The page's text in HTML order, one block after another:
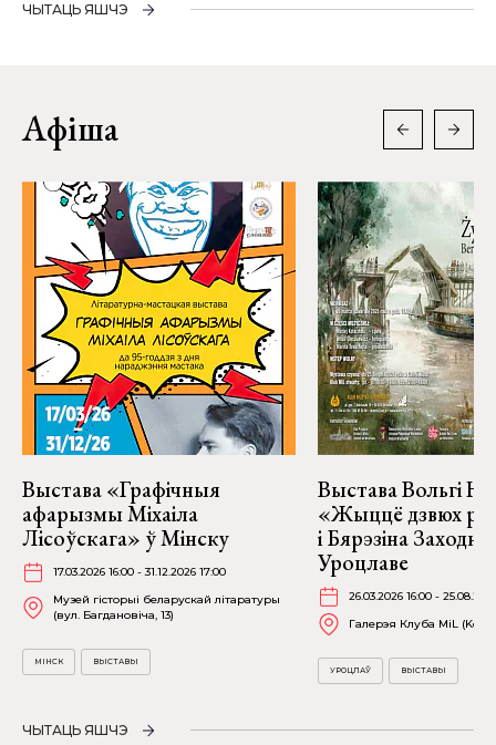
ЧЫТАЦЬ ЯШЧЭ
Афіша
Выстава «Графічныя
афарызмы Міхаіла
Лісоўскага» ў Мінску
17.03.2026 16:00 - 31.12.2026 17:00
Музей гісторыі беларускай літаратуры
(вул. Багдановіча, 13)
МІНСК ВЫСТАВЫ
Выстава Вольгі
«Жыццё дзвюх
і Бярэзіна
Уроцлаве
26.03.2026 16:00 -
Галерэя Клуба MiL
УРОЦЛАЎ ВЫСТАВЫ
ЧЫТАЦЬ ЯШЧЭ